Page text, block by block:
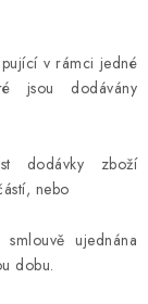
v rámci jedné
jsou dodávány
dodávky zboží
nebo
ujednána
dobu.